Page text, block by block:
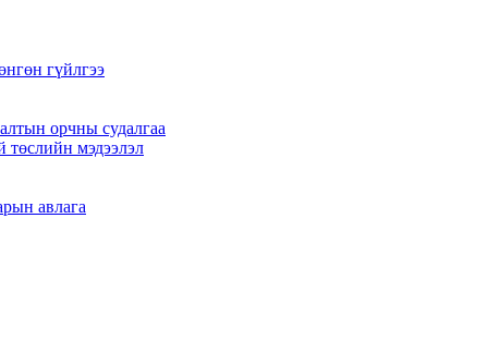
гүйлгээ
орчны судалгаа
төслийн мэдээлэл
авлага